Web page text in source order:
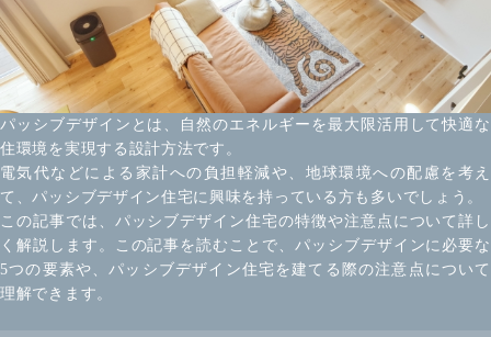
パッシブデザインとは、自然のエネルギーを最大限活用して快適な
住環境を実現する設計方法です。
電気代などによる家計への負担軽減や、地球環境への配慮を考え
て、パッシブデザイン住宅に興味を持っている方も多いでしょう。
この記事では、パッシブデザイン住宅の特徴や注意点について詳し
く解説します。この記事を読むことで、パッシブデザインに必要な
5つの要素や、パッシブデザイン住宅を建てる際の注意点について
理解できます。